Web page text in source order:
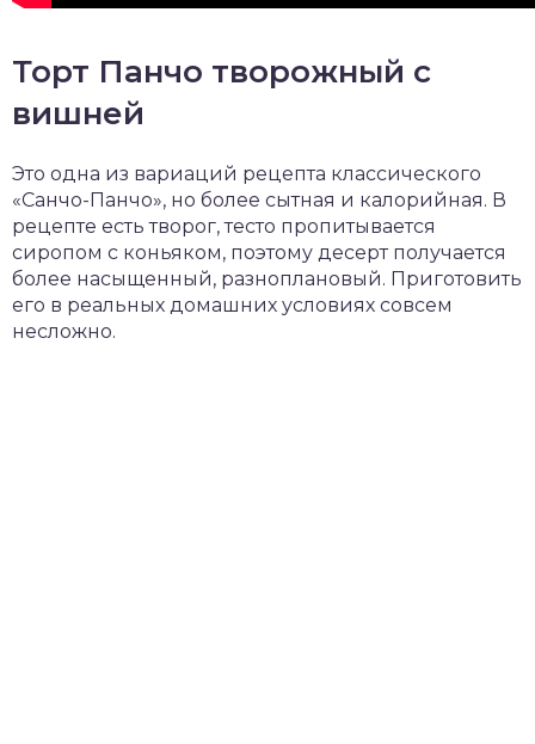
Торт Панчо творожный с
вишней
Это одна из вариаций рецепта классического
«Санчо-Панчо», но более сытная и калорийная. В
рецепте есть творог, тесто пропитывается
сиропом с коньяком, поэтому десерт получается
более насыщенный, разноплановый. Приготовить
его в реальных домашних условиях совсем
несложно.